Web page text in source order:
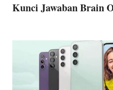
Kunci Jawaban Brain